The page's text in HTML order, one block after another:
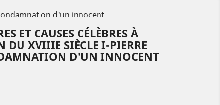
d'un innocent
ET CAUSES CÉLÈBRES À
DU XVIIIE SIÈCLE I-PIERRE
D'UN INNOCENT